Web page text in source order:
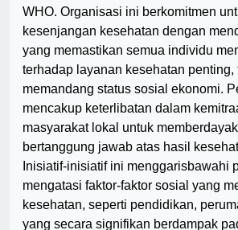
WHO. Organisasi ini berkomitmen
kesenjangan kesehatan dengan
yang memastikan semua individu
terhadap layanan kesehatan penting,
memandang status sosial ekonomi.
mencakup keterlibatan dalam
masyarakat lokal untuk
bertanggung jawab atas hasil
Inisiatif-inisiatif ini menggarisbawahi
mengatasi faktor-faktor sosial yang
kesehatan, seperti pendidikan,
yang secara signifikan berdampak